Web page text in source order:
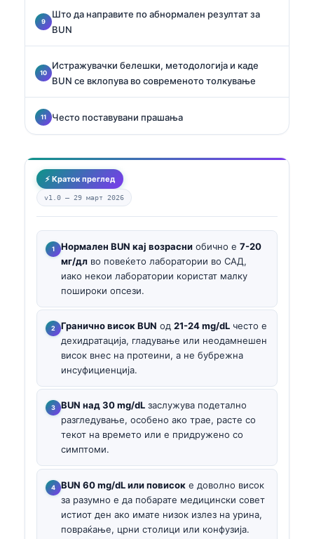
Што да направите по абнормален резултат за
BUN
Истражувачки белешки, методологија и каде
BUN се вклопува во современото толкување
Често поставувани прашања
⚡ Краток преглед
v1.0 — 29 март 2026
Нормален BUN кај возрасни обично е 7-20
мг/дл во повеќето лаборатории во САД,
иако некои лаборатории користат малку
пошироки опсези.
Гранично висок BUN од 21-24 mg/dL често е
дехидратација, гладување или неодамнешен
висок внес на протеини, а не бубрежна
инсуфициенција.
BUN над 30 mg/dL заслужува подетално
разгледување, особено ако трае, расте со
текот на времето или е придружено со
симптоми.
BUN 60 mg/dL или повисок е доволно висок
за разумно е да побарате медицински совет
истиот ден ако имате низок излез на урина,
повраќање, црни столици или конфузија.